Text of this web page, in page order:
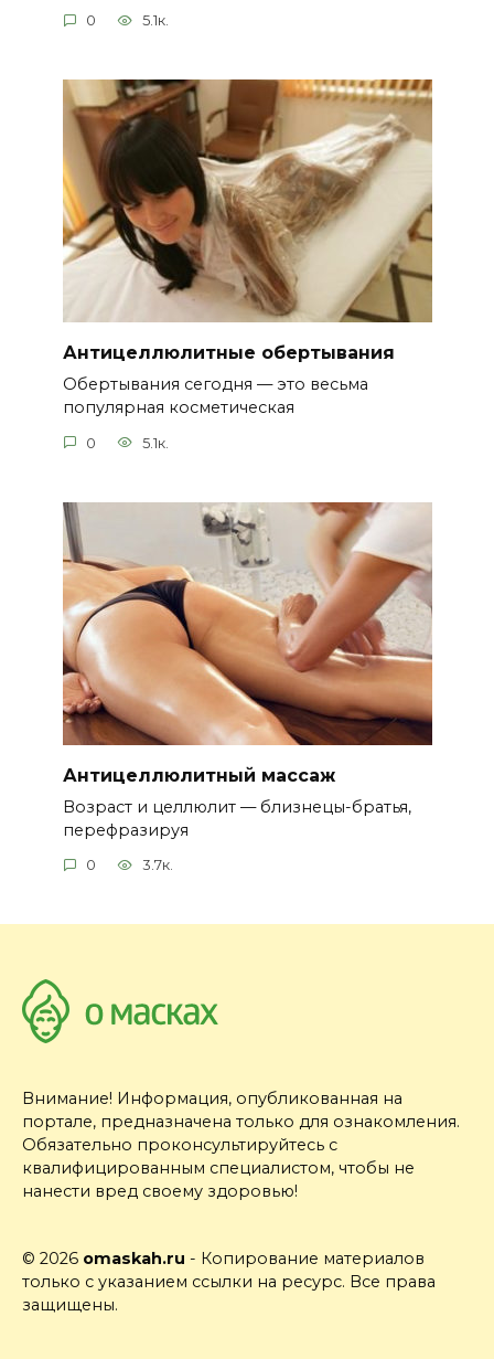
0 5.1к.
Антицеллюлитные обертывания
Обертывания сегодня — это весьма
популярная косметическая
0 5.1к.
Антицеллюлитный массаж
Возраст и целлюлит — близнецы-братья,
перефразируя
0 3.7к.
Внимание! Информация, опубликованная на
портале, предназначена только для ознакомления.
Обязательно проконсультируйтесь с
квалифицированным специалистом, чтобы не
нанести вред своему здоровью!
© 2026 omaskah.ru - Копирование материалов
только с указанием ссылки на ресурс. Все права
защищены.